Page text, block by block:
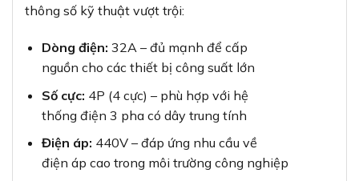
thông số kỹ thuật vượt trội:
Dòng điện: 32A – đủ mạnh để cấp
nguồn cho các thiết bị công suất lớn
Số cực: 4P (4 cực) – phù hợp với hệ
thống điện 3 pha có dây trung tính
Điện áp: 440V – đáp ứng nhu cầu về
điện áp cao trong môi trường công nghiệp